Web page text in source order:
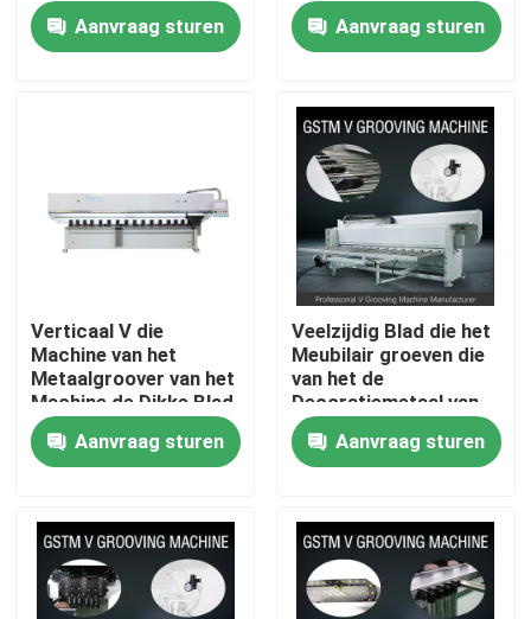
Over ons
Video's
Hoge snelheid V het Groeven Machine
CNC V het Groeven Machine
Automatisch V die Machine groeven
Bladmetaal die Machine groeven
V Groover-Machine
Aanvraag sturen
Opgeruimde V Groover
Machine voor
Deurindustrie
Aanvraag sturen
Verticaal V die
Machine van het
Metaalgroover van het
Machine de Dikke Blad
groeven
Aanvraag sturen
Veelzijdig Blad die het
Meubilair groeven die
van het de
Decoratiemetaal van
het Machinehuis
Machine maken
Aanvraag sturen